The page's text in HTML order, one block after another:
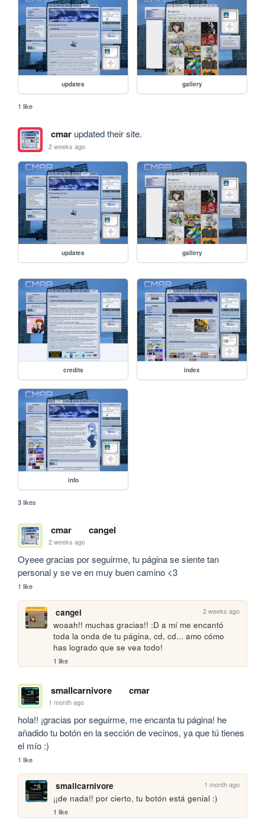
updates gallery
1 like
cmarupdated their site.
2 weeks ago
updates gallery
credits index
info
3 likes
cmar cangel
2 weeks ago
Oyeee gracias por seguirme, tu página se siente tan
personal y se ve en muy buen camino <3
1 like
cangel 2 weeks ago
woaah!! muchas gracias!! :D a mí me encantó
toda la onda de tu página, cd, cd... amo cómo
has logrado que se vea todo!
1 like
smallcarnivore cmar
1 month ago
hola!! ¡gracias por seguirme, me encanta tu página! he
añadido tu botón en la sección de vecinos, ya que tú tienes
el mío :)
1 like
smallcarnivore 1 month ago
¡¡de nada!! por cierto, tu botón está genial :)
1 like